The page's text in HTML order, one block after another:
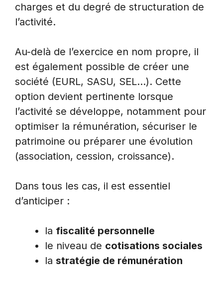
charges et du degré de structuration de
l’activité.
Au-delà de l’exercice en nom propre, il
est également possible de créer une
société (EURL, SASU, SEL…). Cette
option devient pertinente lorsque
l’activité se développe, notamment pour
optimiser la rémunération, sécuriser le
patrimoine ou préparer une évolution
(association, cession, croissance).
Dans tous les cas, il est essentiel
d’anticiper :
la fiscalité personnelle
le niveau de cotisations sociales
la stratégie de rémunération